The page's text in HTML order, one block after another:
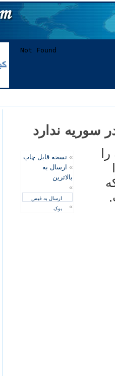
سوريه ندارد
» نسخه قابل چاپ
» ارسال به
بالاترین
»
ارسال به فیس
بوک
»